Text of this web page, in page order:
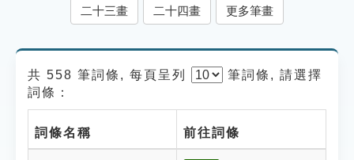
貓頭鷹博士
二十三畫 二十四畫 更多筆畫
共 558 筆詞條, 每頁呈列 筆詞條, 請選擇
詞條：
詞條名稱 前往詞條